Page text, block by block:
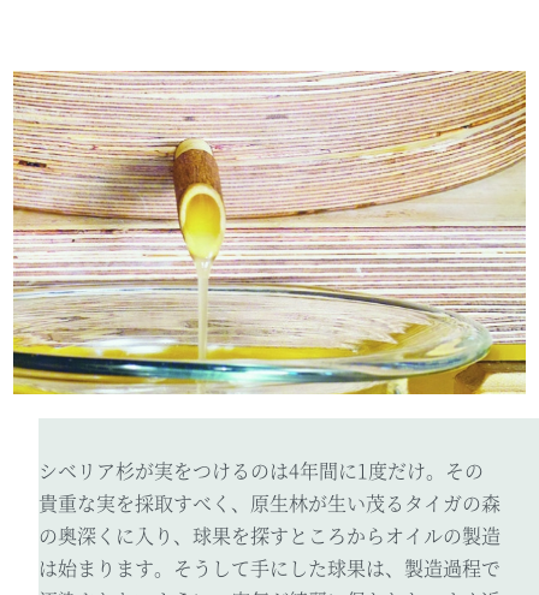
シベリア杉が実をつけるのは4年間に1度だけ。その
貴重な実を採取すべく、原生林が生い茂るタイガの森
の奥深くに入り、球果を探すところからオイルの製造
は始まります。そうして手にした球果は、製造過程で